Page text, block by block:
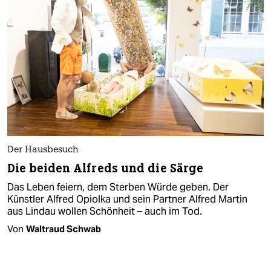
Der Hausbesuch
Die beiden Alfreds und die Särge
Das Leben feiern, dem Sterben Würde geben. Der
Künstler Alfred Opiolka und sein Partner Alfred Martin
aus Lindau wollen Schönheit – auch im Tod.
Von Waltraud Schwab